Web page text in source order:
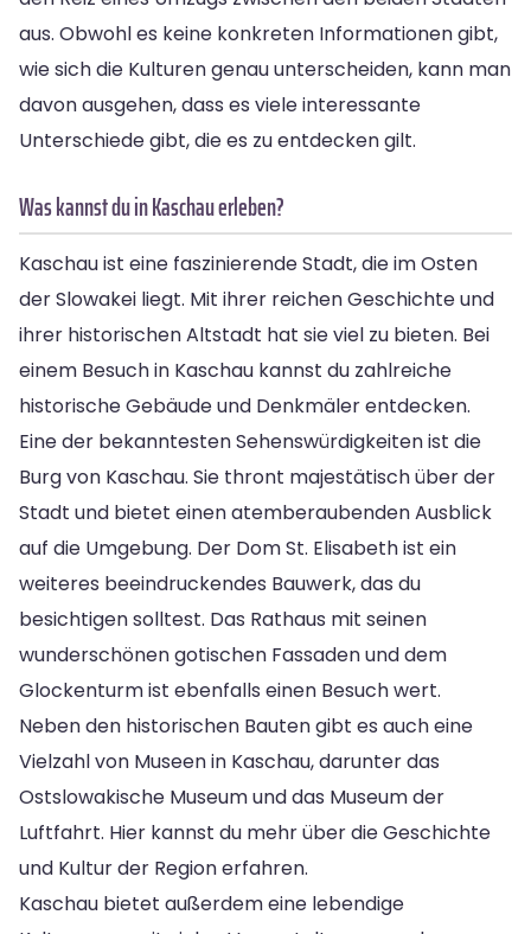
aus. Obwohl es keine konkreten Informationen gibt,
wie sich die Kulturen genau unterscheiden, kann man
davon ausgehen, dass es viele interessante
Unterschiede gibt, die es zu entdecken gilt.
Was kannst du in Kaschau erleben?
Kaschau ist eine faszinierende Stadt, die im Osten
der Slowakei liegt. Mit ihrer reichen Geschichte und
ihrer historischen Altstadt hat sie viel zu bieten. Bei
einem Besuch in Kaschau kannst du zahlreiche
historische Gebäude und Denkmäler entdecken.
Eine der bekanntesten Sehenswürdigkeiten ist die
Burg von Kaschau. Sie thront majestätisch über der
Stadt und bietet einen atemberaubenden Ausblick
auf die Umgebung. Der Dom St. Elisabeth ist ein
weiteres beeindruckendes Bauwerk, das du
besichtigen solltest. Das Rathaus mit seinen
wunderschönen gotischen Fassaden und dem
Glockenturm ist ebenfalls einen Besuch wert.
Neben den historischen Bauten gibt es auch eine
Vielzahl von Museen in Kaschau, darunter das
Ostslowakische Museum und das Museum der
Luftfahrt. Hier kannst du mehr über die Geschichte
und Kultur der Region erfahren.
Kaschau bietet außerdem eine lebendige